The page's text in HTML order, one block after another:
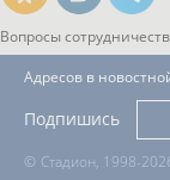
Вопросы
© Стадион, 1998-
Адресов в
Подпишись